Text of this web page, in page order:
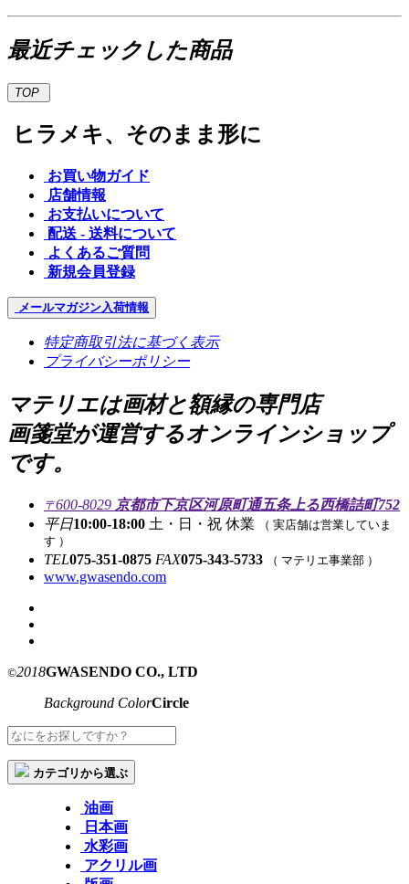
最近チェックした商品
TOP
ヒラメキ、そのまま形に
お買い物ガイド
店舗情報
お支払いについて
配送 - 送料について
よくあるご質問
新規会員登録
メールマガジン入荷情報
特定商取引法に基づく表示
プライバシーポリシー
マテリエは画材と額縁の専門店
画箋堂が運営するオンラインショップ
です。
〒600-8029 京都市下京区河原町通五条上る西橋詰町752
平日10:00-18:00 土・日・祝 休業 （ 実店舗は営業していま
す ）
TEL075-351-0875 FAX075-343-5733 （ マテリエ事業部 ）
www.gwasendo.com
©2018GWASENDO CO., LTD
Background ColorCircle
カテゴリから選ぶ
油画
日本画
水彩画
アクリル画